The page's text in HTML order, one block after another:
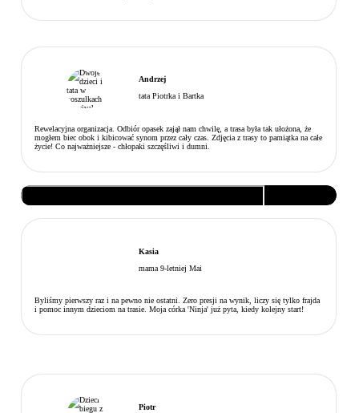
Andrzej
tata Piotrka i Bartka
Rewelacyjna organizacja. Odbiór opasek zajął nam chwilę, a trasa była tak ułożona, że
mogłem biec obok i kibicować synom przez cały czas. Zdjęcia z trasy to pamiątka na całe
życie! Co najważniejsze - chłopaki szczęśliwi i dumni.
Kasia
mama 9-letniej Mai
Byliśmy pierwszy raz i na pewno nie ostatni. Zero presji na wynik, liczy się tylko frajda
i pomoc innym dzieciom na trasie. Moja córka 'Ninja' już pyta, kiedy kolejny start!
Piotr